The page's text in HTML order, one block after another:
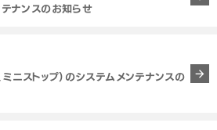
ナンスのお知らせ
ニストップ）のシステムメンテナンスの